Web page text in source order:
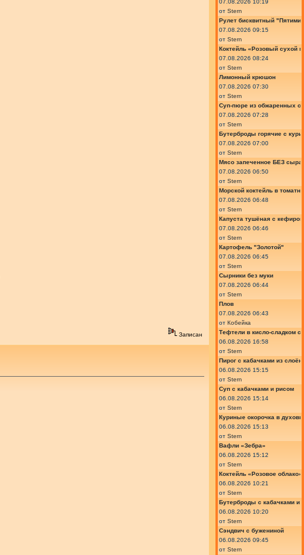
Записан
07.08.2026 10:19
от Stern
Рулет бисквитный
07.08.2026 09:15
от Stern
Коктейль «Розовый сухой
07.08.2026 08:24
от Stern
Лимонный крюшон
07.08.2026 07:30
от Stern
Суп-пюре из обжаренных
07.08.2026 07:28
от Stern
Бутерброды горячие с
07.08.2026 07:00
от Stern
Мясо запеченное БЕЗ сыра
07.08.2026 06:50
от Stern
Морской коктейль в
07.08.2026 06:48
от Stern
Капуста тушёная с кефиром
07.08.2026 06:46
от Stern
Картофель "Золотой"
07.08.2026 06:45
от Stern
Сырники без муки
07.08.2026 06:44
от Stern
Плов
07.08.2026 06:43
от Кобейка
Тефтели в кисло-сладком
06.08.2026 16:58
от Stern
Пирог с кабачками из
06.08.2026 15:15
от Stern
Суп с кабачками и рисом
06.08.2026 15:14
от Stern
Куриные окорочка в
06.08.2026 15:13
от Stern
Вафли «Зебра»
06.08.2026 15:12
от Stern
Коктейль «Розовое
06.08.2026 10:21
от Stern
Бутерброды с кабачками и
06.08.2026 10:20
от Stern
Сэндвич с бужениной
06.08.2026 09:45
от Stern